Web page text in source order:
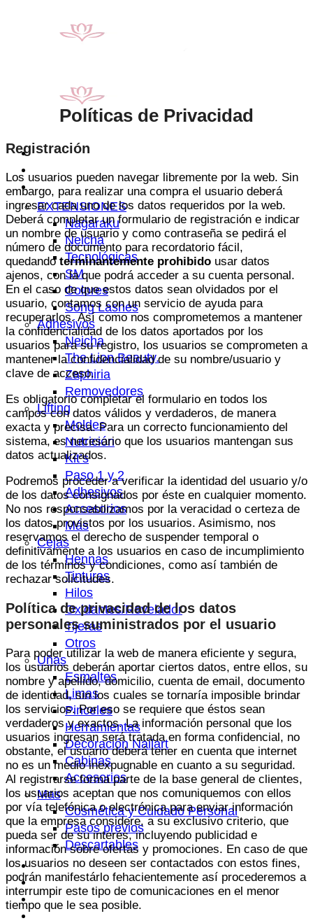
Inicio
Tienda
EXTENSIONES
Nagaraku
Neicha
Tecnológicas
SM
Colores
Song Lashes
Adhesivos
Neicha
The Lion Beauty.
Zaphiria
Removedores
Lifting
Moldes
Nutrición
Kit’s
Paso 1 y 2
Adhesivos
Accesorios
Más
Cejas
Hennas
Tinturas
Hilos
Oxidantes/Revelador
Tijeras
Otros
Uñas
Esmaltes
Limas
Pinceles
Herramientas
Decoración Nailart
Cabinas
Accesorios
Mas
Cosmética y Cuidado Personal
Pasos previos
Descartables
Centisale
FAQ’s
Contacto
Productos
Políticas de Privacidad
Registración
Los usuarios pueden navegar libremente por la web. Sin
embargo, para realizar una compra el usuario deberá
ingresar cada uno de los datos requeridos por la web.
Deberá completar un formulario de registración e indicar
un nombre de usuario y como contraseña se pedirá el
número de documento para recordatorio fácil,
quedando terminantemente prohibido usar datos
ajenos, con la que podrá acceder a su cuenta personal.
En el caso de que estos datos sean olvidados por el
usuario, contamos con un servicio de ayuda para
recuperarlos. Así como nos comprometemos a mantener
la confidencialidad de los datos aportados por los
usuarios para su registro, los usuarios se comprometen a
mantener la confidencialidad de su nombre/usuario y
clave de acceso.
Es obligatorio completar el formulario en todos los
campos con datos válidos y verdaderos, de manera
exacta y precisa. Para un correcto funcionamiento del
sistema, es necesario que los usuarios mantengan sus
datos actualizados.
Podremos proceder a verificar la identidad del usuario y/o
de los datos consignados por éste en cualquier momento.
No nos responsabilizamos por la veracidad o certeza de
los datos provistos por los usuarios. Asimismo, nos
reservamos el derecho de suspender temporal o
definitivamente a los usuarios en caso de incumplimiento
de los términos y condiciones, como así también de
rechazar solicitudes.
Política de privacidad de los datos
personales suministrados por el usuario
Para poder utilizar la web de manera eficiente y segura,
los usuarios deberán aportar ciertos datos, entre ellos, su
nombre y apellido, domicilio, cuenta de email, documento
de identidad, sin los cuales se tornaría imposible brindar
los servicios. Por eso se requiere que éstos sean
verdaderos y exactos. La información personal que los
usuarios ingresan será tratada en forma confidencial, no
obstante, el usuario deberá tener en cuenta que internet
no es un medio inexpugnable en cuanto a su seguridad.
Al registrarse forma parte de la base general de clientes,
los usuarios aceptan que nos comuniquemos con ellos
por vía telefónica o electrónica para enviar información
que la empresa considere, a su exclusivo criterio, que
pueda ser de su interés, incluyendo publicidad e
información sobre ofertas y promociones. En caso de que
los usuarios no deseen ser contactados con estos fines,
podrán manifestárlo fehacientemente así procederemos a
interrumpir este tipo de comunicaciones en el menor
tiempo que le sea posible.